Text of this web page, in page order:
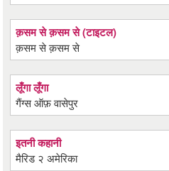
क़सम से क़सम से (टाइटल)
क़सम से क़सम से
लूँगा लूँगा
गैंग्स ऑफ़ वासेपुर
इतनी कहानी
मैरिड २ अमेरिका